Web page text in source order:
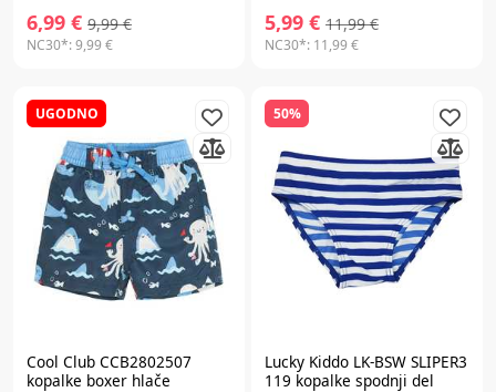
6,99 € 9,99 €
NC30*:9,99 €
5,99 € 11,99 €
NC30*: 11,99 €
UGODNO
Cool Club CCB2802507
kopalke boxer hlače
50%
Lucky Kiddo LK-BSW SLIPER3
119 kopalke spodnji del